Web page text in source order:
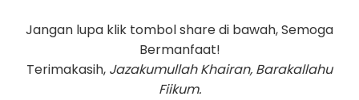
Jangan lupa klik tombol share di bawah, Semoga
Bermanfaat!
Terimakasih, Jazakumullah Khairan, Barakallahu
Fiikum.